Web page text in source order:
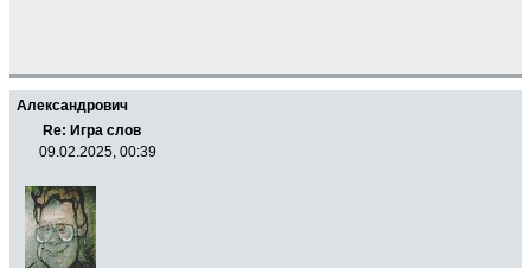
Александрович
Re: Игра слов
09.02.2025, 00:39